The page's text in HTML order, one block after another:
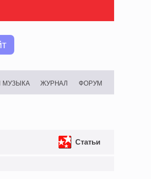
МУЗЫКА ЖУРНАЛ ФОРУМ
Статьи